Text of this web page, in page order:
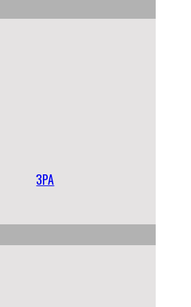
ЗРА